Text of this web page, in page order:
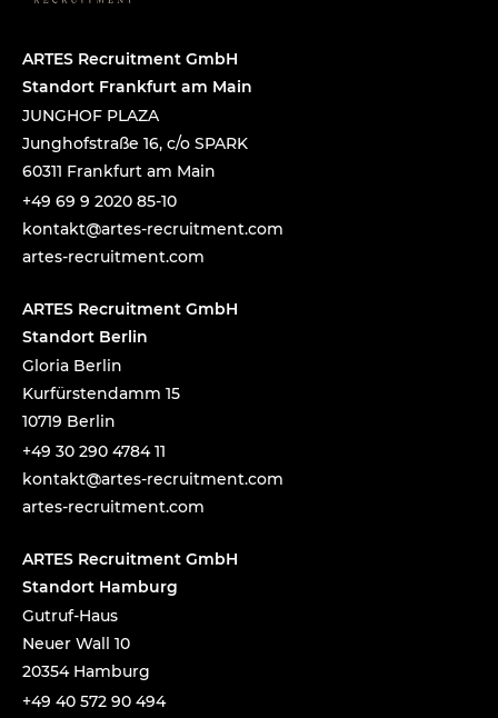
ARTES Recruitment GmbH
Standort Frankfurt am Main
JUNGHOF PLAZA
Junghofstraße 16, c/o SPARK
60311 Frankfurt am Main
+49 69 9 2020 85-10
moc.t
nemti
urcer
-setr
a@tka
tnok
artes-recruitment.com
ARTES Recruitment GmbH
Standort Berlin
Gloria Berlin
Kurfürstendamm 15
10719 Berlin
+49 30 290 4784 11
moc.t
nemti
urcer
-setr
a@tka
tnok
artes-recruitment.com
ARTES Recruitment GmbH
Standort Hamburg
Gutruf-Haus
Neuer Wall 10
20354 Hamburg
+49 40 572 90 494